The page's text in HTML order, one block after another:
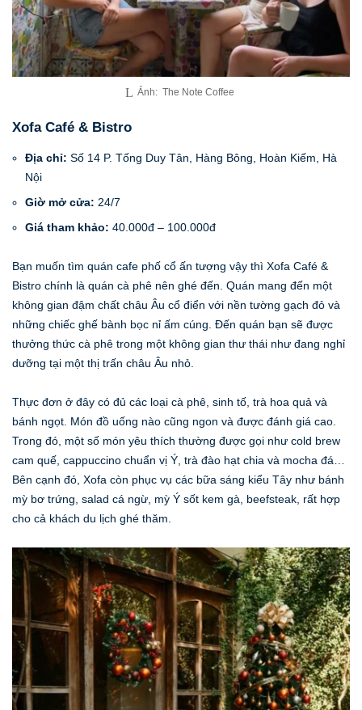
Ảnh: The Note Coffee
Xofa Café & Bistro
Địa chỉ: Số 14 P. Tống Duy Tân, Hàng Bông, Hoàn Kiếm, Hà
Nội
Giờ mở cửa: 24/7
Giá tham khảo: 40.000đ – 100.000đ
Bạn muốn tìm quán cafe phố cổ ấn tượng vậy thì Xofa Café &
Bistro chính là quán cà phê nên ghé đến. Quán mang đến một
không gian đậm chất châu Âu cổ điển với nền tường gạch đỏ và
những chiếc ghế bành bọc nỉ ấm cúng. Đến quán bạn sẽ được
thưởng thức cà phê trong một không gian thư thái như đang nghỉ
dưỡng tại một thị trấn châu Âu nhỏ.
Thực đơn ở đây có đủ các loại cà phê, sinh tố, trà hoa quả và
bánh ngọt. Món đồ uống nào cũng ngon và được đánh giá cao.
Trong đó, một số món yêu thích thường được gọi như cold brew
cam quế, cappuccino chuẩn vị Ý, trà đào hạt chia và mocha đá…
Bên cạnh đó, Xofa còn phục vụ các bữa sáng kiểu Tây như bánh
mỳ bơ trứng, salad cá ngừ, mỳ Ý sốt kem gà, beefsteak, rất hợp
cho cả khách du lịch ghé thăm.